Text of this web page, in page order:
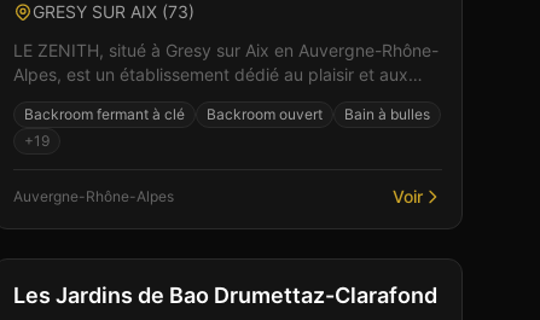
GRESY SUR AIX(73)
LE ZENITH, situé à Gresy sur Aix en Auvergne-Rhône-
Alpes, est un établissement dédié au plaisir et aux
Backroom fermant à clé Backroom ouvert
Bain à bulles
+19
Auvergne-Rhône-Alpes Voir
Bar Club +6
Les Jardins de Bao Drumettaz-Clarafond